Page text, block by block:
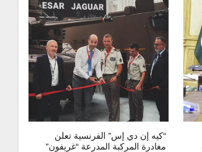
“كيه إن دي إس” الفرنسية تعلن
مغادرة المركبة المدرعة “غريفون”